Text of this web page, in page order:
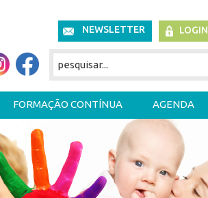
NEWSLETTER LOGIN
FORMAÇÃO CONTÍNUA AGENDA